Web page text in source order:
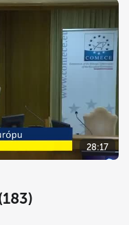
28:17